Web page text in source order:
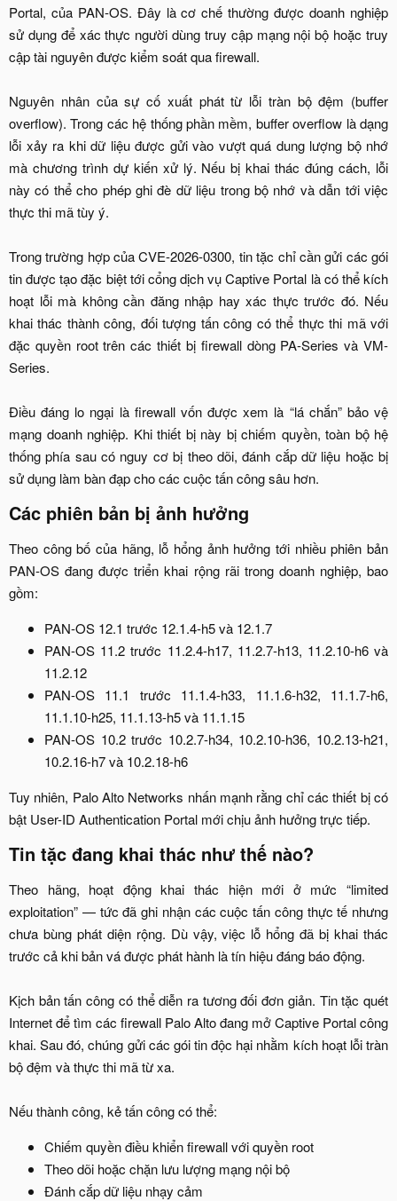
Portal, của PAN-OS. Đây là cơ chế thường được doanh nghiệp
sử dụng để xác thực người dùng truy cập mạng nội bộ hoặc truy
cập tài nguyên được kiểm soát qua firewall.
Nguyên nhân của sự cố xuất phát từ lỗi tràn bộ đệm (buffer
overflow). Trong các hệ thống phần mềm, buffer overflow là dạng
lỗi xảy ra khi dữ liệu được gửi vào vượt quá dung lượng bộ nhớ
mà chương trình dự kiến xử lý. Nếu bị khai thác đúng cách, lỗi
này có thể cho phép ghi đè dữ liệu trong bộ nhớ và dẫn tới việc
thực thi mã tùy ý.
Trong trường hợp của CVE-2026-0300, tin tặc chỉ cần gửi các gói
tin được tạo đặc biệt tới cổng dịch vụ Captive Portal là có thể kích
hoạt lỗi mà không cần đăng nhập hay xác thực trước đó. Nếu
khai thác thành công, đối tượng tấn công có thể thực thi mã với
đặc quyền root trên các thiết bị firewall dòng PA-Series và VM-
Series.
Điều đáng lo ngại là firewall vốn được xem là “lá chắn” bảo vệ
mạng doanh nghiệp. Khi thiết bị này bị chiếm quyền, toàn bộ hệ
thống phía sau có nguy cơ bị theo dõi, đánh cắp dữ liệu hoặc bị
sử dụng làm bàn đạp cho các cuộc tấn công sâu hơn.​
Các phiên bản bị ảnh hưởng​
Theo công bố của hãng, lỗ hổng ảnh hưởng tới nhiều phiên bản
PAN-OS đang được triển khai rộng rãi trong doanh nghiệp, bao
gồm:​
PAN-OS 12.1 trước 12.1.4-h5 và 12.1.7​
PAN-OS 11.2 trước 11.2.4-h17, 11.2.7-h13, 11.2.10-h6 và
11.2.12​
PAN-OS 11.1 trước 11.1.4-h33, 11.1.6-h32, 11.1.7-h6,
11.1.10-h25, 11.1.13-h5 và 11.1.15​
PAN-OS 10.2 trước 10.2.7-h34, 10.2.10-h36, 10.2.13-h21,
10.2.16-h7 và 10.2.18-h6​
Tuy nhiên, Palo Alto Networks nhấn mạnh rằng chỉ các thiết bị có
bật User-ID Authentication Portal mới chịu ảnh hưởng trực tiếp.​
Tin tặc đang khai thác như thế nào?​
Theo hãng, hoạt động khai thác hiện mới ở mức “limited
exploitation” — tức đã ghi nhận các cuộc tấn công thực tế nhưng
chưa bùng phát diện rộng. Dù vậy, việc lỗ hổng đã bị khai thác
trước cả khi bản vá được phát hành là tín hiệu đáng báo động.
Kịch bản tấn công có thể diễn ra tương đối đơn giản. Tin tặc quét
Internet để tìm các firewall Palo Alto đang mở Captive Portal công
khai. Sau đó, chúng gửi các gói tin độc hại nhằm kích hoạt lỗi tràn
bộ đệm và thực thi mã từ xa.
Nếu thành công, kẻ tấn công có thể:​
Chiếm quyền điều khiển firewall với quyền root​
Theo dõi hoặc chặn lưu lượng mạng nội bộ​
Đánh cắp dữ liệu nhạy cảm​